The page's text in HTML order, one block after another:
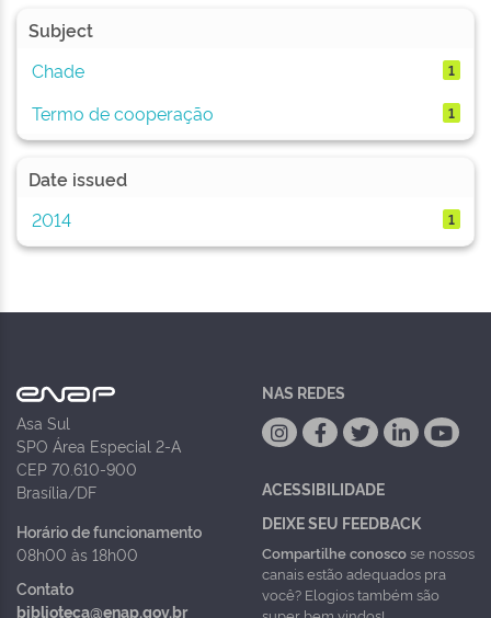
Subject
Chade
1
Termo de cooperação 1
Date issued
2014
1
Asa Sul
SPO Área Especial 2-A
CEP 70.610-900
Brasília/DF
Horário de funcionamento
08h00 às 18h00
Contato
biblioteca@enap.gov.br
NAS REDES
ACESSIBILIDADE
DEIXE SEU FEEDBACK
Compartilhe conoscose nossos
canais estão adequados pra
você? Elogios também são